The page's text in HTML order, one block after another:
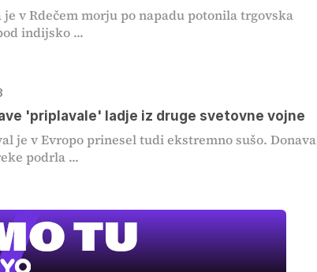
je v Rdečem morju po napadu potonila trgovska
indijsko ...
'priplavale' ladje iz druge svetovne vojne
je v Evropo prinesel tudi ekstremno sušo. Donava
podrla ...
PINGVIN